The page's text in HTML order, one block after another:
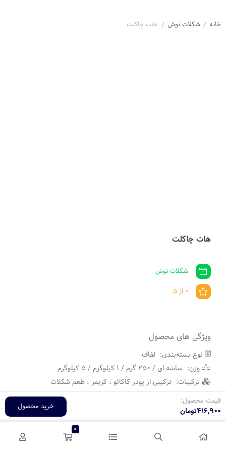
خانه / شکلات نوش / هات چاکلت
هات چاکلت
شکلات نوش
0 از 5
ویژگی های محصول
نوع بسته‌بندی: لفاف
وزن: ساشه ای / ۲۵۰ گرم / 1 کیلوگرم / ۵ کیلوگرم
ترکیبات: ترکیبی از پودر کاکائو ، کریمر ، طعم شکلات
...دیدن همه
قیمت محصول:
تومان۴۱۶,۹۰۰ خرید محصول
0